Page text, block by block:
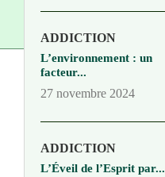
ADDICTION
L’environnement : un
facteur...
27 novembre 2024
ADDICTION
L’Éveil de l’Esprit par...